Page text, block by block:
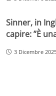
Sinner, in
capire: ”È
3 Dicembre